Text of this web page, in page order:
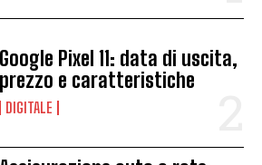
Google Pixel 11: data di uscita,
prezzo e caratteristiche
DIGITALE